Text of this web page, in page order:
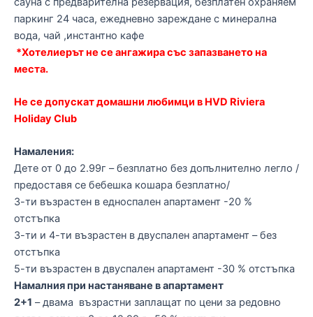
паркинг 24 часа, ежедневно зареждане с минерална
вода, чай ,инстантно кафе
*Хотелиерът не се ангажира със запазването на
места.
Не се допускат домашни любимци в HVD Riviera
Holiday Club
Намаления:
Дете от 0 до 2.99г – безплатно без допълнително легло /
предоставя се бебешка кошара безплатно/
3-ти възрастен в едноспален апартамент -20 %
отстъпка
3-ти и 4-ти възрастен в двуспален апартамент – без
отстъпка
5-ти възрастен в двуспален апартамент -30 % отстъпка
Намалния при настаняване в апартамент
2+1 – двама възрастни заплащат по цени за редовно